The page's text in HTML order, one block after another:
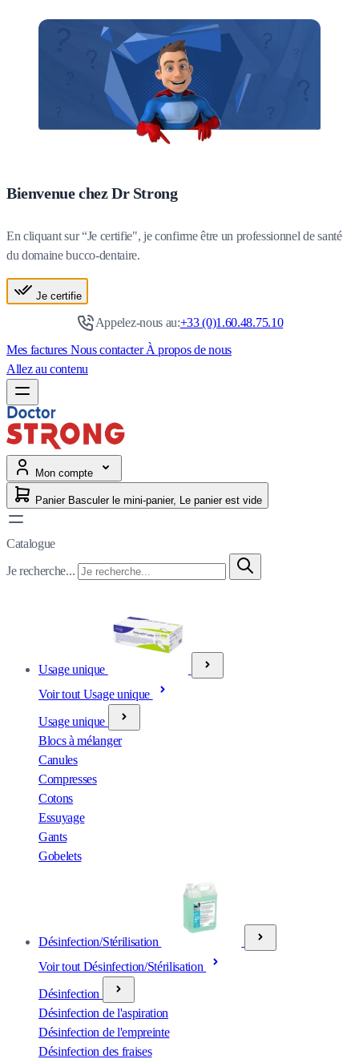
Bienvenue chez Dr Strong
En cliquant sur “Je certifie", je confirme être un professionnel de santé
du domaine bucco-dentaire.
Je certifie
Appelez-nous au:+33 (0)1.60.48.75.10
Mes factures Nous contacterÀ propos de nous
Allez au contenu
Mon compte
Panier Basculer le mini-panier, Le panier est vide
Catalogue
Je recherche...
Usage unique
Voir tout Usage unique
Usage unique
Blocs à mélanger
Canules
Compresses
Cotons
Essuyage
Gants
Gobelets
Désinfection/Stérilisation
Voir tout Désinfection/Stérilisation
Désinfection
Désinfection de l'aspiration
Désinfection de l'empreinte
Désinfection des fraises